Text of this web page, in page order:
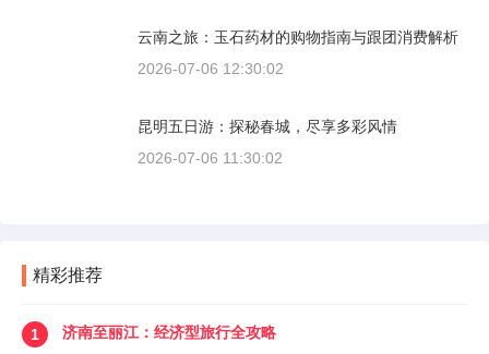
云南之旅：玉石药材的购物指南与跟团消费解析
2026-07-06 12:30:02
昆明五日游：探秘春城，尽享多彩风情
2026-07-06 11:30:02
精彩推荐
1
济南至丽江：经济型旅行全攻略